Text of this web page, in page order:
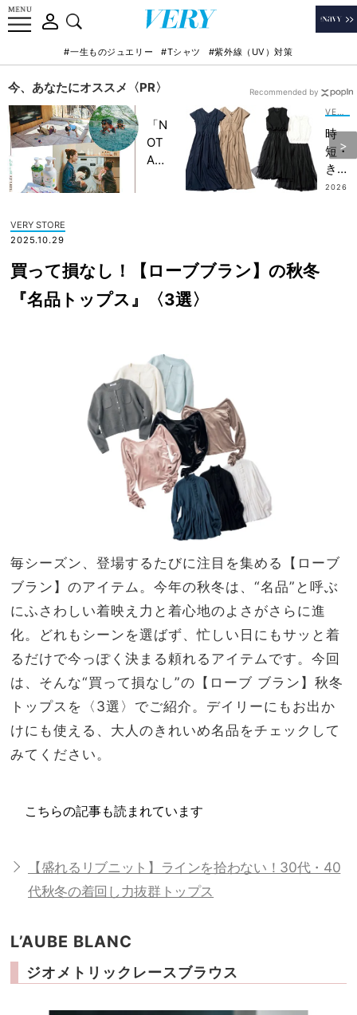
#一生ものジュエリー #Tシャツ #紫外線（UV）対策
今、あなたにオススメ〈PR〉
「N
OT
A
記憶
に一
生残
上の
家族
旅】
を
時
短・
きれ
い見
2026
Recommended by
VERY STORE
2025.10.29
買って損なし！【ローブブラン】の秋冬
『名品トップス』〈3選〉
毎シーズン、登場するたびに注目を集める【ローブ
ブラン】のアイテム。今年の秋冬は、“名品”と呼ぶ
にふさわしい着映え力と着心地のよさがさらに進
化。どれもシーンを選ばず、忙しい日にもサッと着
るだけで今っぽく決まる頼れるアイテムです。今回
は、そんな“買って損なし”の【ローブ ブラン】秋冬
トップスを〈3選〉でご紹介。デイリーにもお出か
けにも使える、大人のきれいめ名品をチェックして
みてください。
こちらの記事も読まれています
【盛れるリブニット】ラインを拾わない！30代・40
代秋冬の着回し力抜群トップス
L’AUBE BLANC
ジオメトリックレースブラウス